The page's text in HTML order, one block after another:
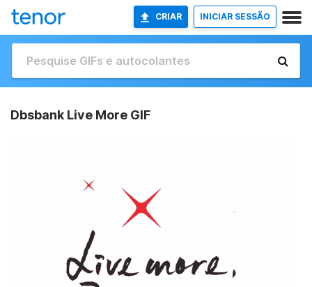
CRIAR INICIAR SESSÃO
Dbsbank Live More GIF